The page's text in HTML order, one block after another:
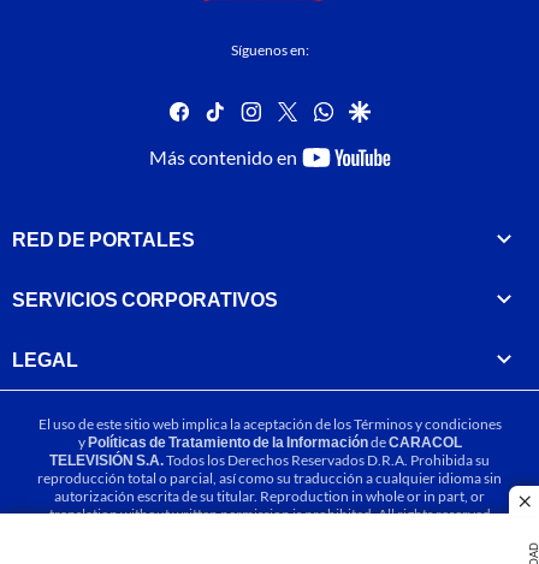
Síguenos en:
facebook
tiktok instagram
twitterwhatsapp
google
Más contenido en
youtube-
RED DE PORTALES
SERVICIOS CORPORATIVOS
LEGAL
El uso de este sitio web implica la aceptación de losTérminos y condiciones
yPolíticas de Tratamiento de la InformacióndeCARACOL
TELEVISIÓN S.A.Todos los Derechos Reservados D.R.A. Prohibida su
reproducción total o parcial, así como su traducción a cualquier idioma sin
autorización escrita de su titular. Reproduction in whole or in part, or
translation without written permission is prohibited. All rights reserved